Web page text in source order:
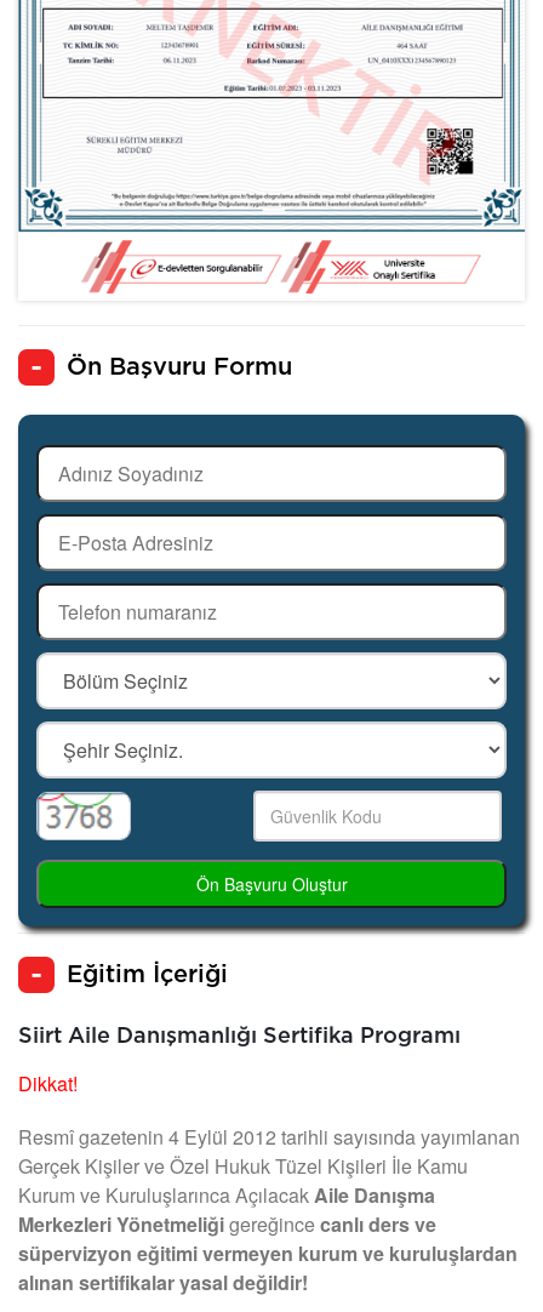
Ön Başvuru Formu
Ön Başvuru Oluştur
Eğitim İçeriği
Siirt Aile Danışmanlığı Sertifika Programı
Dikkat!
Resmî gazetenin 4 Eylül 2012 tarihli sayısında yayımlanan
Gerçek Kişiler ve Özel Hukuk Tüzel Kişileri İle Kamu
Kurum ve Kuruluşlarınca AçılacakAile Danışma
Merkezleri Yönetmeliğigereğincecanlı ders ve
süpervizyon eğitimi vermeyen kurum ve kuruluşlardan
alınan sertifikalar yasal değildir!